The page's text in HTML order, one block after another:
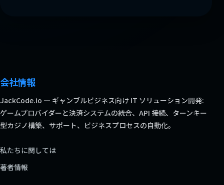
会社情報
JackCode.io — ギャンブルビジネス向け IT ソリューション開発:
ゲームプロバイダーと決済システムの統合、API 接続、ターンキー
型カジノ構築、サポート、ビジネスプロセスの自動化。
私たちに関しては
著者情報